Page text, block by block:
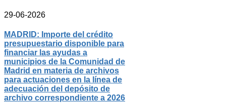
29-06-2026
MADRID: Importe del crédito
presupuestario disponible para
financiar las ayudas a
municipios de la Comunidad de
Madrid en materia de archivos
para actuaciones en la línea de
adecuación del depósito de
archivo correspondiente a 2026